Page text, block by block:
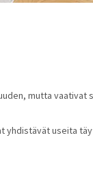
mutta vaativat
yhdistävät useita